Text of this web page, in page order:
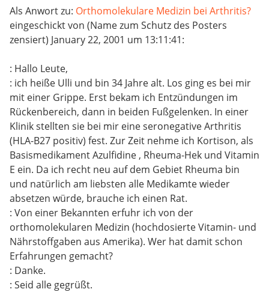
Als Anwort zu: Orthomolekulare Medizin bei Arthritis?
eingeschickt von (Name zum Schutz des Posters
zensiert) January 22, 2001 um 13:11:41:
: Hallo Leute,
: ich heiße Ulli und bin 34 Jahre alt. Los ging es bei mir
mit einer Grippe. Erst bekam ich Entzündungen im
Rückenbereich, dann in beiden Fußgelenken. In einer
Klinik stellten sie bei mir eine seronegative Arthritis
(HLA-B27 positiv) fest. Zur Zeit nehme ich Kortison, als
Basismedikament Azulfidine , Rheuma-Hek und Vitamin
E ein. Da ich recht neu auf dem Gebiet Rheuma bin
und natürlich am liebsten alle Medikamte wieder
absetzen würde, brauche ich einen Rat.
: Von einer Bekannten erfuhr ich von der
orthomolekularen Medizin (hochdosierte Vitamin- und
Nährstoffgaben aus Amerika). Wer hat damit schon
Erfahrungen gemacht?
: Danke.
: Seid alle gegrüßt.